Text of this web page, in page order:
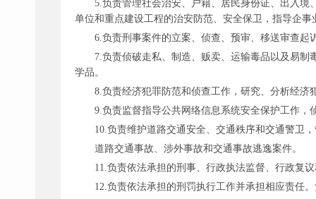
5.负责管理社会治安、户籍、居民身份证、出入
单位和重点建设工程的治安防范、安全保卫，指导企
6.负责刑事案件的立案、侦查、预审、移送审查
7.负责侦破走私、制造、贩卖、运输毒品以及易
学品。
8.负责经济犯罪防范和侦查工作，研究、分析经
9.负责监督指导公共网络信息系统安全保护工作
10.负责维护道路交通安全、交通秩序和交通警卫
道路交通事故、涉外事故和交通事故逃逸案件。
11.负责依法承担的刑事、行政执法监督、行政复
12.负责依法承担的刑罚执行工作并承担相应责任